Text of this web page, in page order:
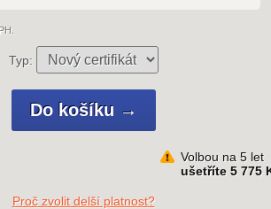
Typ:
Volbou na 5 let
ušetříte 5 775
Proč zvolit delší platnost?